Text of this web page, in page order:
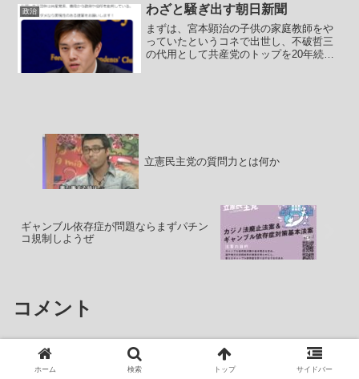
た。れ新の選挙参謀は...
政治 わざと騒ぎ出す朝日新聞
まずは、宮本顕治の子供の家庭教師をや
っていたというコネで出世し、不破哲三
の代用として共産党のトップを20年続け
立憲民主党の質問力とは何か
ギャンブル依存症が問題ならまずパチン
コ規制しようぜ
コメント
チャコ
2024年3月22日 5:29 AM
ホーム 検索 トップ サイドバー